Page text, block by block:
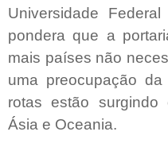
Universidade
pondera que a
mais países não
uma preocupação
rotas estão surgindo
Ásia e Oceania.